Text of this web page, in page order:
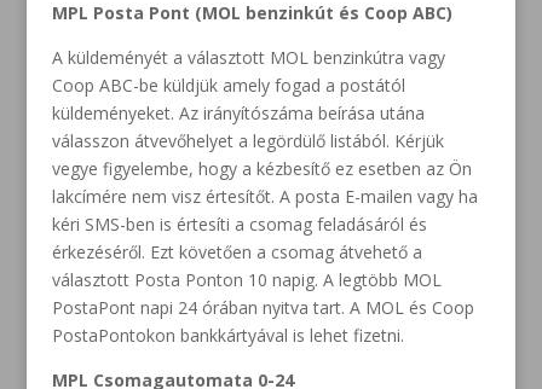
MPL Posta Pont (MOL benzinkút és Coop ABC)
A küldeményét a választott MOL benzinkútra vagy
Coop ABC-be küldjük amely fogad a postától
küldeményeket. Az irányítószáma beírása utána
válasszon átvevőhelyet a legördülő listából. Kérjük
vegye figyelembe, hogy a kézbesítő ez esetben az Ön
lakcímére nem visz értesítőt. A posta E-mailen vagy ha
kéri SMS-ben is értesíti a csomag feladásáról és
érkezéséről. Ezt követően a csomag átvehető a
választott Posta Ponton 10 napig. A legtöbb MOL
PostaPont napi 24 órában nyitva tart. A MOL és Coop
PostaPontokon bankkártyával is lehet fizetni.
MPL Csomagautomata 0-24